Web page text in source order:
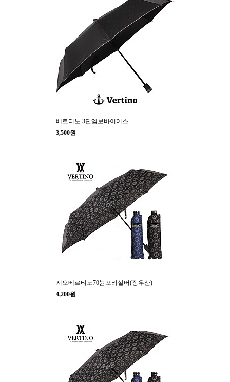
베르티노 3단엠보바이어스
3,500원
지오베르티노70늄포리실버(장우산)
4,200원